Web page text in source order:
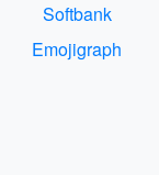
Softbank
Emojigraph